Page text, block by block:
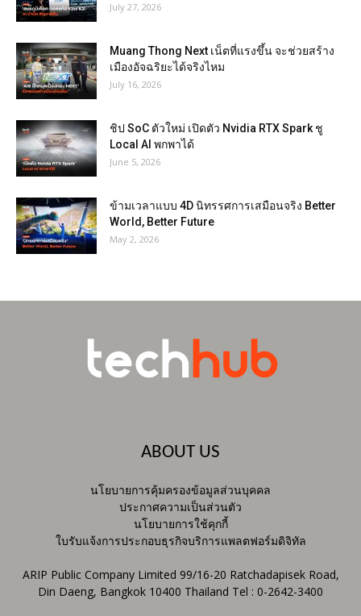
July 27, 2026
Muang Thong Next เน็ตที่แรงขึ้น จะช่วยสร้าง
เมืองอัจฉริยะได้จริงไหม
July 16, 2026
ชิป SoC ตัวใหม่ เปิดตัว Nvidia RTX Spark ชู
Local AI พกพาได้
June 5, 2026
ข้ามเวลาแบบ 4D นิทรรศการเสมือนจริง Better
World, Better Future
May 2, 2026
ABOUT US
นโยบายการคุ้มครองข้อมูลส่วนบุคคล
ประกาศความเป็นส่วนตัว
นโยบายการใช้คุกกี้
ใบรับแจ้งการประกอบธุรกิจบริการแพลตฟอร์มดิจิทัล
ARIP Public Company Limited 99/16-20 Ratchadapisek Road,
Din Daeng, Bangkok 10400 Thailand Tel : 0-2642-3400